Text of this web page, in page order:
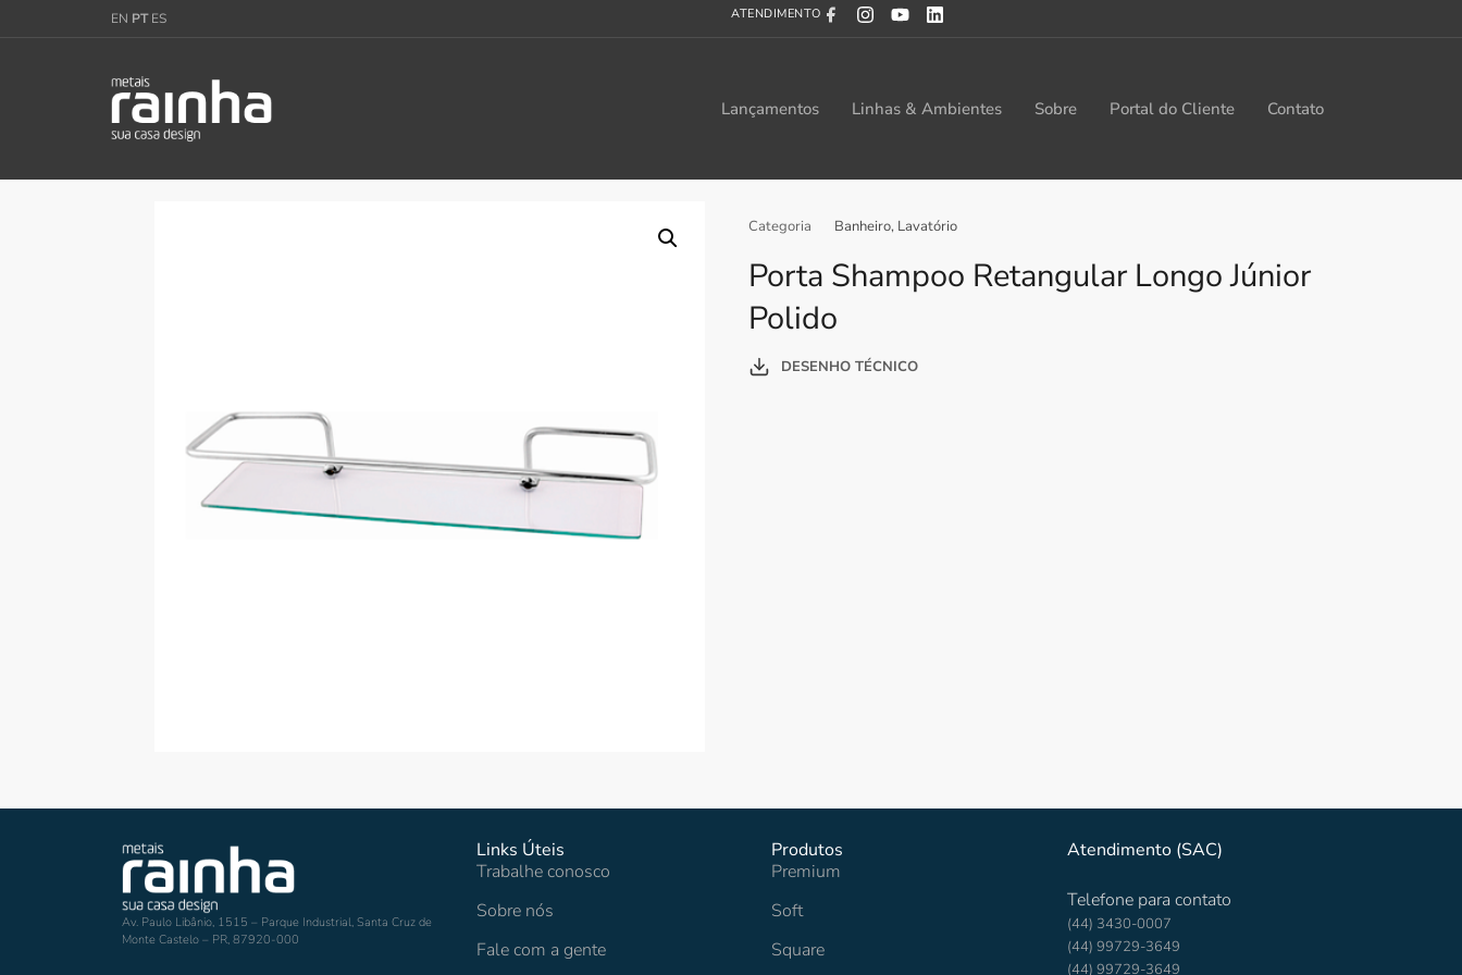
EN PT ES ATENDIMENTO
Lançamentos Linhas & Ambientes Sobre Portal do Cliente Contato
Categoria Banheiro, Lavatório
Porta Shampoo Retangular Longo Júnior
Polido
DESENHO TÉCNICO
Av. Paulo Libânio, 1515 – Parque Industrial, Santa Cruz de
Monte Castelo – PR, 87920-000
Links Úteis
Trabalhe conosco
Sobre nós
Fale com a gente
Produtos
Premium
Soft
Square
Atendimento (SAC)
Telefone para contato
(44) 3430-0007
(44) 99729-3649
(44) 99729-3649